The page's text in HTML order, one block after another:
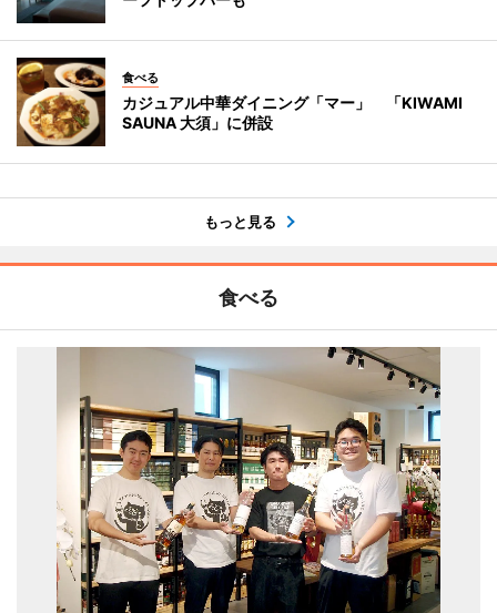
食べる
カジュアル中華ダイニング「マー」 「KIWAMI
SAUNA 大須」に併設
もっと見る
食べる